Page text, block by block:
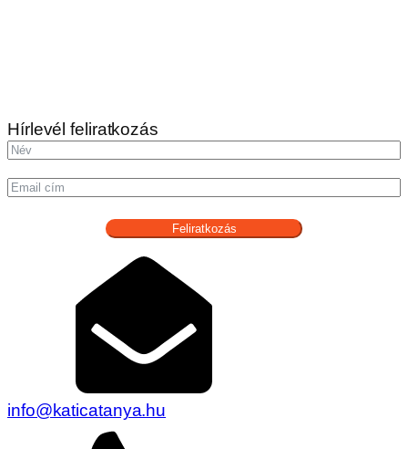
Hírlevél feliratkozás
Feliratkozás
info@katicatanya.hu